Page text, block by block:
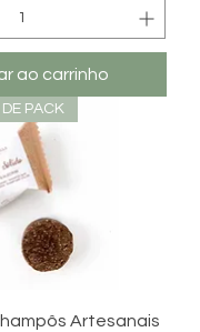
ao carrinho
PACK
Artesanais